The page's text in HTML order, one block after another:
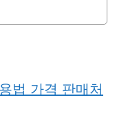
법 가격 판매처